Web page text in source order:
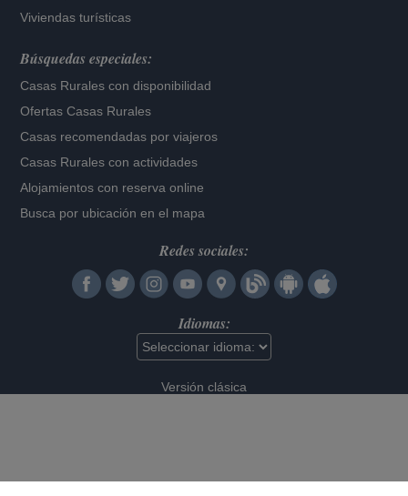
Viviendas turísticas
Búsquedas especiales:
Casas Rurales con disponibilidad
Ofertas Casas Rurales
Casas recomendadas por viajeros
Casas Rurales con actividades
Alojamientos con reserva online
Busca por ubicación en el mapa
Redes sociales:
Idiomas:
Versión clásica